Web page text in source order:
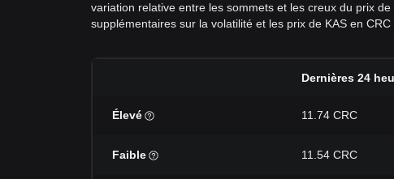
variation relative entre les sommets et les creux du prix
supplémentaires sur la volatilité et les prix de KAS en
Dernières 24
Élevé 11.74 CRC
Faible 11.54 CRC